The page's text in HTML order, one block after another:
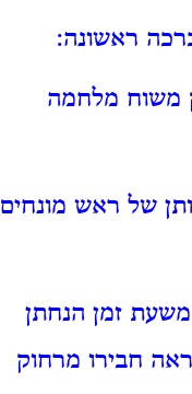
ראשונה:
משוח מלחמה
של ראש מונחים
זמן הנחתן
חבירו מרחוק